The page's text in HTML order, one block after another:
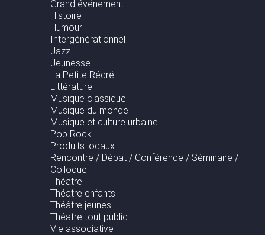
Grand événement
Histoire
Humour
Intergénérationnel
Jazz
Jeunesse
La Petite Récré
Littérature
Musique classique
Musique du monde
Musique et culture urbaine
Pop Rock
Produits locaux
Rencontre / Débat / Conférence / Séminaire /
Colloque
Théatre
Théatre enfants
Théâtre jeunes
Théatre tout public
Vie associative